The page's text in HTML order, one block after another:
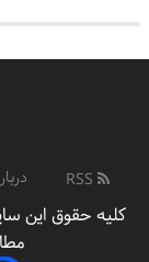
کلیه حقوق این